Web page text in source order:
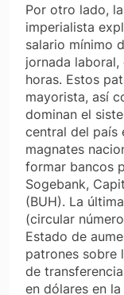
Por otro lado,
imperialista
salario mínimo
jornada laboral,
horas. Estos
mayorista, así
dominan el
central del país
magnates
formar bancos
Sogebank,
(BUH). La
(circular
Estado de
patrones sobre
de
en dólares en